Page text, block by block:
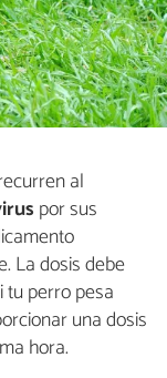
al
por sus
La dosis debe
tu perro pesa
una dosis
hora.